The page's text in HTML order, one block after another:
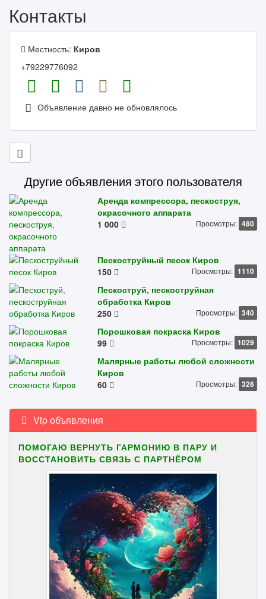
Контакты
Местность: Киров
+79229776092
Объявление давно не обновлялось
Другие объявления этого пользователя
Аренда компрессора, пескоструя,
окрасочного аппарата
1 000
Просмотры: 480
Пескоструйный песок Киров
150
Просмотры: 1110
Пескоструй, пескоструйная
обработка Киров
250
Просмотры: 340
Порошковая покраска Киров
99
Просмотры: 1029
Малярные работы любой сложности
Киров
60
Просмотры: 326
Vip объявления
ПОМОГАЮ ВЕРНУТЬ ГАРМОНИЮ В ПАРУ И
ВОССТАНОВИТЬ СВЯЗЬ С ПАРТНЁРОМ